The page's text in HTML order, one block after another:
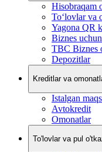
Hisobraqam
To‘lovlar va
Yagona QR
Biznes
TBC Biznes
Depozitlar
Kreditlar va
Istalgan
Avtokredit
Omonatlar
To'lovlar va pul